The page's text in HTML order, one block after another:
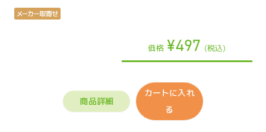
価格 ¥497 (税込)
商品詳細
カートに入れ
る